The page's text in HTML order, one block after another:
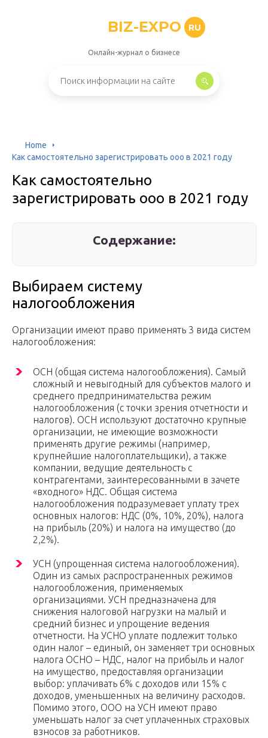
BIZ-EXPO RU
Онлайн-журнал о бизнесе
Home
Как самостоятельно зарегистрировать ооо в 2021 году
Как самостоятельно
зарегистрировать ооо в 2021 году
Содержание:
Выбираем систему
налогообложения
Организации имеют право применять 3 вида систем
налогообложения:
ОСН (общая система налогообложения). Самый
сложный и невыгодный для субъектов малого и
среднего предпринимательства режим
налогообложения (с точки зрения отчетности и
налогов). ОСН используют достаточно крупные
организации, не имеющие возможности
применять другие режимы (например,
крупнейшие налогоплательщики), а также
компании, ведущие деятельность с
контрагентами, заинтересованными в зачете
«входного» НДС. Общая система
налогообложения подразумевает уплату трех
основных налогов: НДС (0%, 10%, 20%), налога
на прибыль (20%) и налога на имущество (до
2,2%).
УСН (упрощенная система налогообложения).
Один из самых распространенных режимов
налогообложения, применяемых
организациями. УСН предназначена для
снижения налоговой нагрузки на малый и
средний бизнес и упрощение ведения
отчетности. На УСНО уплате подлежит только
один налог – единый, он заменяет три основных
налога ОСНО – НДС, налог на прибыль и налог
на имущество, предоставляя организации
выбор: уплачивать 6% с доходов или 15% с
доходов, уменьшенных на величину расходов.
Помимо этого, ООО на УСН имеют право
уменьшать налог за счет уплаченных страховых
взносов за работников.